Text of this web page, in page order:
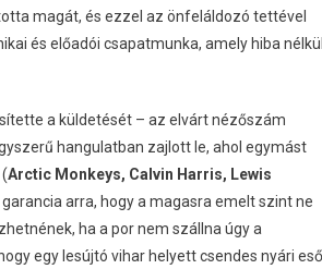
magát, és ezzel az önfeláldozó tettével
és előadói csapatmunka, amely hiba nélkül
a küldetését – az elvárt nézőszám
hangulatban zajlott le, ahol egymást
Arctic Monkeys, Calvin Harris, Lewis
arra, hogy a magasra emelt szint ne
ha a por nem szállna úgy a
egy lesújtó vihar helyett csendes nyári eső